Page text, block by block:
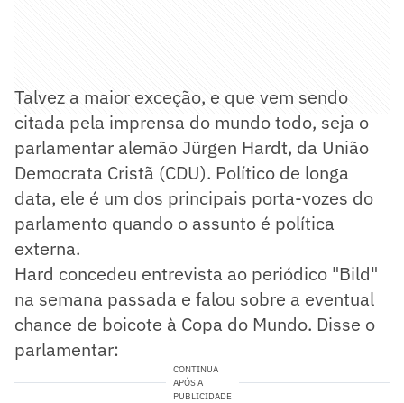
Talvez a maior exceção, e que vem sendo
citada pela imprensa do mundo todo, seja o
parlamentar alemão Jürgen Hardt, da União
Democrata Cristã (CDU). Político de longa
data, ele é um dos principais porta-vozes do
parlamento quando o assunto é política
externa.
Hard concedeu entrevista ao periódico "Bild"
na semana passada e falou sobre a eventual
chance de boicote à Copa do Mundo. Disse o
parlamentar:
CONTINUA
APÓS A
PUBLICIDADE